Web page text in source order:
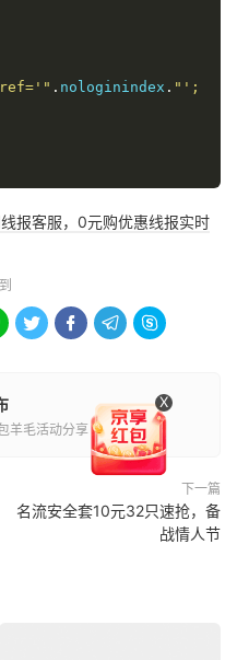
. nologinindex . "';
报客服，0元购优惠线报实时
   
羊毛活动分享
下一篇
名流安全套10元32只速抢，备
战情人节
X